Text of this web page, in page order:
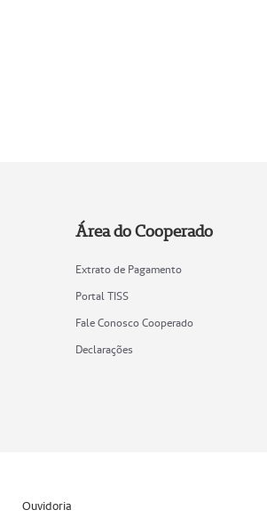
Área do Cooperado
Extrato de Pagamento
Portal TISS
Fale Conosco Cooperado
Declarações
Ouvidoria